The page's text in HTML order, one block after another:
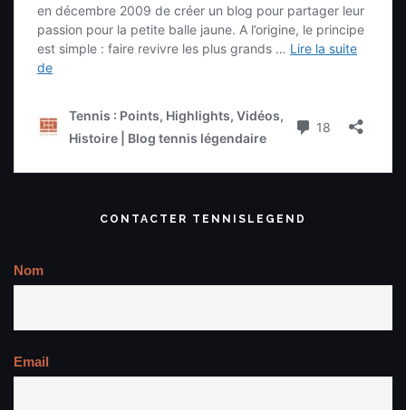
CONTACTER TENNISLEGEND
Nom
Email